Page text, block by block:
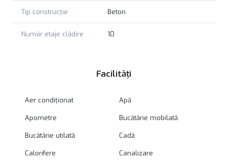
Tip construcție Beton
Număr etaje clădire 10
Facilități
Aer condiționat Apă
Apometre Bucătărie mobilată
Bucătărie utilată Cadă
Calorifere Canalizare